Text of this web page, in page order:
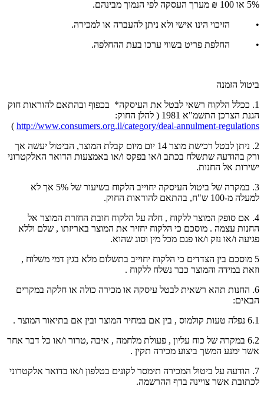
5% או 100 ₪ מערך העסקה לפי הנמוך מבינהם.
• הזיכוי הינו אישי ולא ניתן להעברה או למכירה.
• החלפת פריט בשווי ערכו בעת ההחלפה.
ביטול הזמנה
1. ככלל הלקוח רשאי לבטל את העיסקה* בכפוף ובהתאם להוראות חוק
הגנת הצרכן התשמ"א 1981 ( להלן החוק:
http://www.consumers.org.il/category/deal-annulment-regulations
)
2. ניתן לבטל רכישת מוצר 14 יום מיום קבלת המוצר, הביטול יעשה אך
ורק בהודעה שתשלח בכתב ו/או בפקס ו/או באמצעות הדואר האלקטרוני
ישירות אל החנות.
3. במקרה של ביטול העיסקה יחוייב הלקוח בשיעור של 5% אך לא
למעלה מ-100 ש"ח, בהתאם להוראות החוק.
4. אם סופק המוצר ללקוח , חלה על הלקוח חובת החזרת המוצר אל
החנות עצמה . מוסכם כי הלקוח יחזיר את המוצר באריזתו , שלם וללא
פגיעה ו/או נזק ו/או פגם מכל מין וסוג שהוא.
5 מוסכם בין הצדדים כי הלקוח יחוייב בתשלום מלא בגין דמי משלוח ,
וזאת במידה והמוצר כבר נשלח ללקוח .
6. החנות תהא רשאית לבטל עיסקה או מכירה כולה או חלקה במקרים
הבאים:
6.1 נפלה טעות קולמוס , בין אם במחיר המוצר ובין אם בתיאור המוצר .
6.2 במקרה של כוח עליון , פעולת מלחמה , איבה ,טרור ו/או כל דבר אחר
אשר ימנע המשך ביצוע מכירה תקין .
7. הודעה על ביטול המכירה תימסר לקונים בטלפון ו/או בדואר אלקטרוני
לכתובת אשר צויינה בדף ההרשמה.